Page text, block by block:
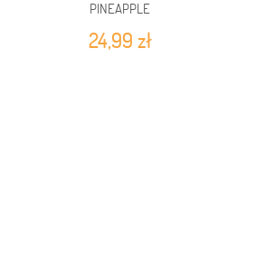
PINEAPPLE
24,99 zł